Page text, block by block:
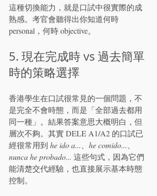
這種切換能力，就是口試中很實際的成
熟感。考官會聽得出你知道何時
personal，何時 objective。
5. 現在完成時 vs 過去簡單
時的策略選擇
香港學生在口試很常見的一個問題，不
是完全不會時態，而是「全部過去都用
同一種」。結果答案意思大概明白，但
層次不夠。其實 DELE A1/A2 的口試已
經很常用到 he ido a... he comido...
nunca he probado... 這些句式，因為它們
能清楚交代經驗，也直接展示基本時態
控制。